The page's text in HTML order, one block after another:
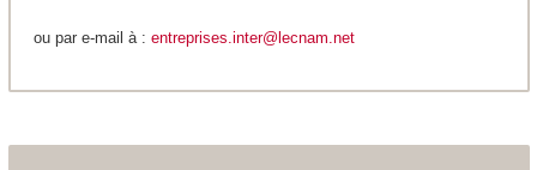
ou par e-mail à : entreprises.inter@lecnam.net